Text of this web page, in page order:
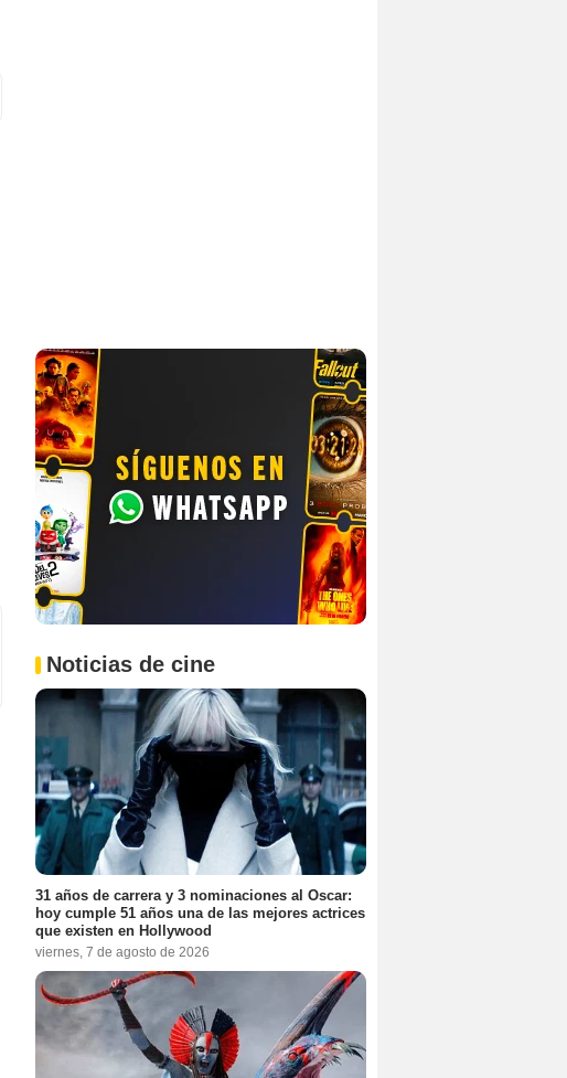
Noticias de cine
31 años de carrera y 3 nominaciones al Oscar:
hoy cumple 51 años una de las mejores actrices
que existen en Hollywood
viernes, 7 de agosto de 2026